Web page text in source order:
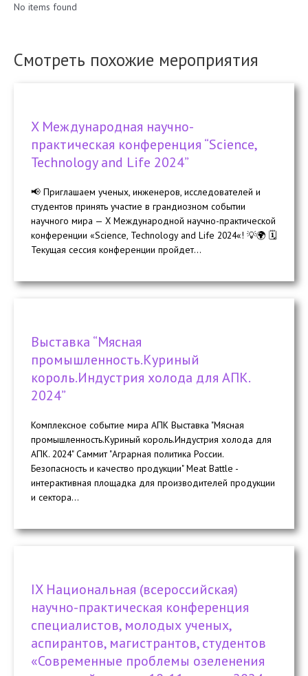
No items found
Смотреть похожие мероприятия
X Международная научно-
практическая конференция “Science,
Technology and Life 2024”
📢 Приглашаем ученых, инженеров, исследователей и
студентов принять участие в грандиозном событии
научного мира — X Международной научно-практической
конференции «Science, Technology and Life 2024«! 💡🌍 🗓️
Текущая сессия конференции пройдет...
Выставка “Мясная
промышленность.Куриный
король.Индустрия холода для АПК.
2024”
Комплексное событие мира АПК Выставка "Мясная
промышленность.Куриный король.Индустрия холода для
АПК. 2024" Саммит "Аграрная политика России.
Безопасность и качество продукции" Meat Battle -
интерактивная площадка для производителей продукции
и сектора...
IX Национальная (всероссийская)
научно-практическая конференция
специалистов, молодых ученых,
аспирантов, магистрантов, студентов
«Современные проблемы озеленения